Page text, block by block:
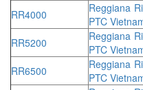
RR4000
Reggiana
PTC
RR5200
Reggiana
PTC
RR6500
Reggiana
PTC